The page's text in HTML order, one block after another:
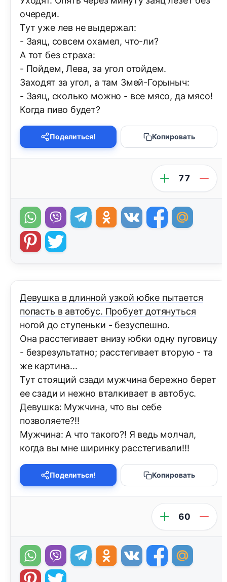
очереди.
Тут уже лев не выдержал:
- Заяц, совсем охамел, что-ли?
А тот без страха:
- Пойдем, Лева, за угол отойдем.
Заходят за угол, а там Змей-Горыныч:
- Заяц, сколько можно - все мясо, да мясо!
Когда пиво будет?
Поделиться! Копировать
77
Девушка в длинной узкой юбке пытается
попасть в автобус. Пробует дотянуться
ногой до ступеньки - безуспешно.
Она расстегивает внизу юбки одну пуговицу
- безрезультатно; расстегивает вторую - та
же картина...
Тут стоящий сзади мужчина бережно берет
ее сзади и нежно вталкивает в автобус.
Девушка: Мужчина, что вы себе
позволяете?!!
Мужчина: А что такого?! Я ведь молчал,
когда вы мне ширинку расстегивали!!!
Поделиться! Копировать
60